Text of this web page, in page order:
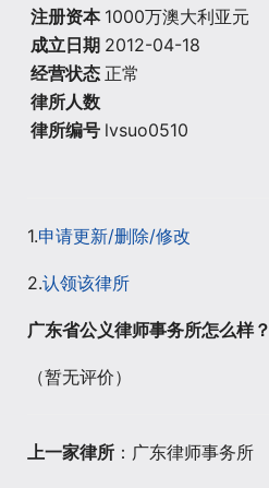
注册资本 1000万澳大利亚元
成立日期 2012-04-18
经营状态 正常
律所人数
律所编号 lvsuo0510
1.申请更新/删除/修改
2.认领该律所
广东省公义律师事务所怎么样？
（暂无评价）
上一家律所 ：广东律师事务所